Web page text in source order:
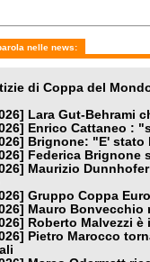
nelle news:
di Coppa del
Lara Gut-Behrami
Enrico Cattaneo :
Brignone: "E'
Federica Brignone
Maurizio
Gruppo Coppa
Mauro Bonvecchio
Roberto Malvezzi
Pietro Marocco